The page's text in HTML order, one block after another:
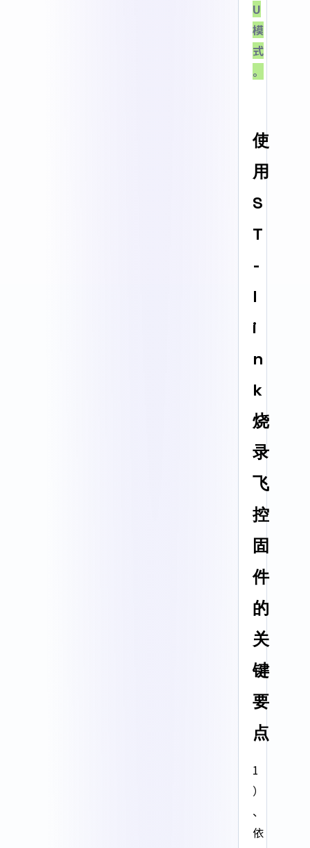
U
模
式
。
使
用
S
T
-
l
i
n
k
烧
录
飞
控
固
件
的
关
键
要
点
1
）
、
依